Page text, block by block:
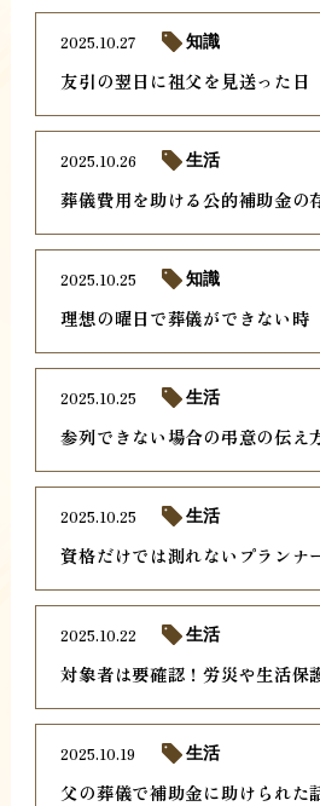
友引の翌日に祖父を見送った日
2025.10.27 知識
葬儀費用を助ける公的補助金の
2025.10.26 生活
理想の曜日で葬儀ができない時
2025.10.25 知識
参列できない場合の弔意の伝え
2025.10.25 生活
資格だけでは測れないプランナ
2025.10.25 生活
対象者は要確認！労災や生活保
2025.10.22 生活
父の葬儀で補助金に助けられた
2025.10.19 生活